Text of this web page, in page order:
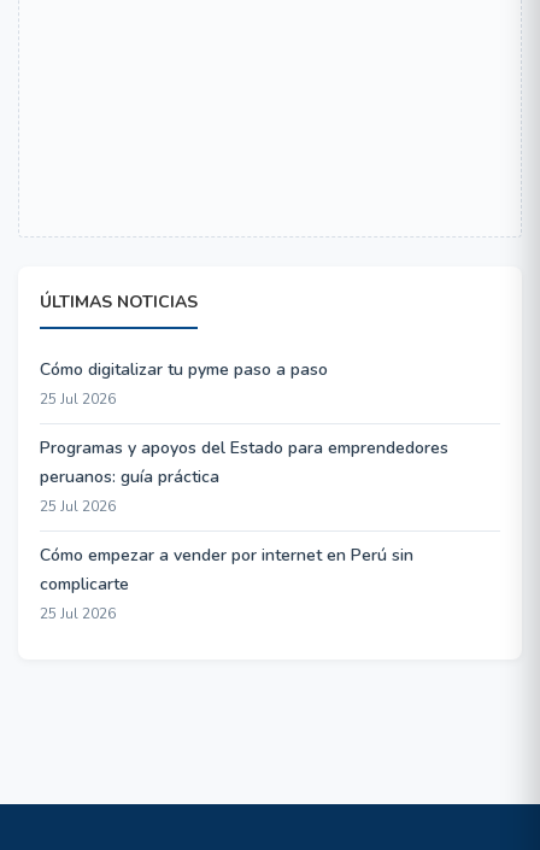
ÚLTIMAS NOTICIAS
Cómo digitalizar tu pyme paso a paso
25 Jul 2026
Programas y apoyos del Estado para emprendedores
peruanos: guía práctica
25 Jul 2026
Cómo empezar a vender por internet en Perú sin
complicarte
25 Jul 2026